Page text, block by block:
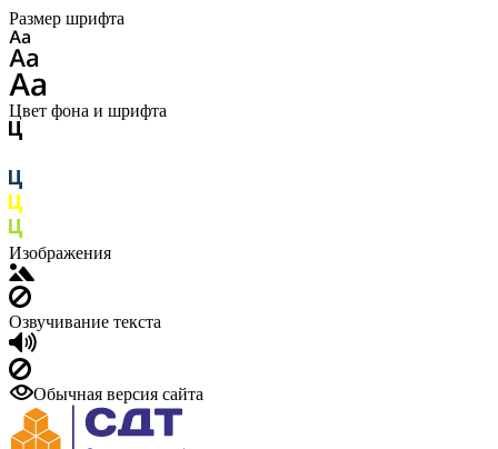
Размер шрифта
Цвет фона и шрифта
Изображения
Озвучивание текста
Обычная версия сайта